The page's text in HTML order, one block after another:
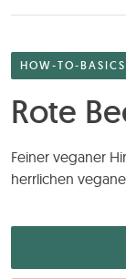
HOW-TO-BASICS
Rote
Feiner veganer
herrlichen